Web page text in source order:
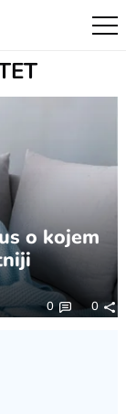
o kojem
0 0